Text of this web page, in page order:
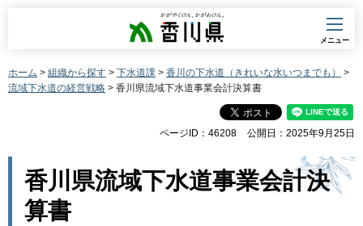
香川県
メニュー
ホーム > 組織から探す > 下水道課 > 香川の下水道（きれいな水いつまでも）
>
流域下水道の経営戦略 > 香川県流域下水道事業会計決算書
ページID：46208 公開日：2025年9月25日
香川県流域下水道事業会計決
算書